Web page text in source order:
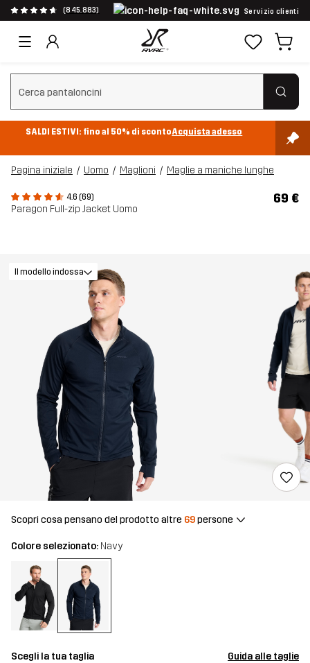
(845.883) Servizio clienti
Cancella ricerca
SALDI ESTIVI: fino al 50% di scontoAcquista adesso
Pagina iniziale Uomo Maglioni Maglie a maniche lunghe
4.6 (69)
Paragon Full-zip Jacket Uomo
69 €
Il modello indossa
Scopri cosa pensano del prodotto altre 69persone
Colore selezionato: Navy
Scegli la tua taglia Guida alle taglie